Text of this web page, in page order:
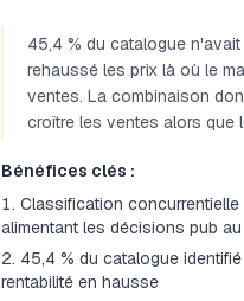
45,4 % du catalogue
rehaussé les prix là où le
ventes. La combinaison
croître les ventes alors que
Bénéfices clés :
Classification
alimentant les décisions pub
45,4 % du catalogue
rentabilité en hausse